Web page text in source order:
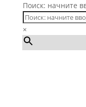
Поиск: начните
×